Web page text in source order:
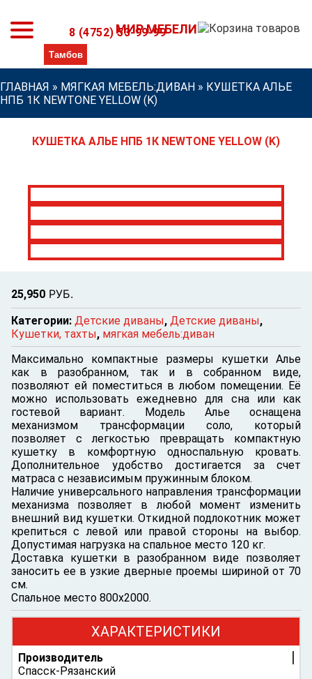
МИР МЕБЕЛИ
8 (4752) 53-99-99
ГЛАВНАЯ » МЯГКАЯ МЕБЕЛЬ:ДИВАН » КУШЕТКА АЛЬЕ
НПБ 1К NEWTONE YELLOW (K)
КУШЕТКА АЛЬЕ НПБ 1К NEWTONE YELLOW (K)
25,950 РУБ.
Категории: Детские диваны, Детские диваны,
Кушетки, тахты, мягкая мебель:диван
Максимально компактные размеры кушетки Алье
как в разобранном, так и в собранном виде,
позволяют ей поместиться в любом помещении. Её
можно использовать ежедневно для сна или как
гостевой вариант. Модель Алье оснащена
механизмом трансформации соло, который
позволяет с легкостью превращать компактную
кушетку в комфортную односпальную кровать.
Дополнительное удобство достигается за счет
матраса с независимым пружинным блоком.
Наличие универсального направления трансформации
механизма позволяет в любой момент изменить
внешний вид кушетки. Откидной подлокотник может
крепиться с левой или правой стороны на выбор.
Допустимая нагрузка на спальное место 120 кг.
Доставка кушетки в разобранном виде позволяет
заносить ее в узкие дверные проемы шириной от 70
см.
Спальное место 800х2000.
ХАРАКТЕРИСТИКИ
Производитель
Спасск-Рязанский